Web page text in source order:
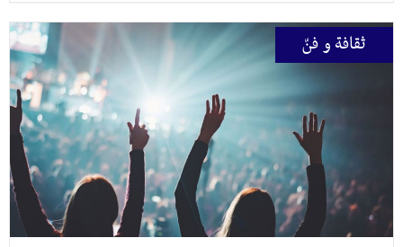
ثقافة و فنّ